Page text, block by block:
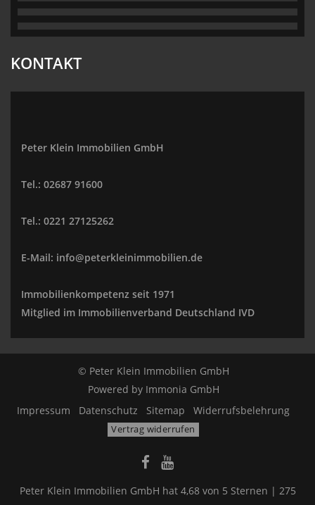
KONTAKT
Peter Klein Immobilien GmbH
Tel.: 02687 91600
Tel.: 0221 27125262
E-Mail: info@peterkleinimmobilien.de
Immobilienkompetenz seit 1971
Mitglied im Immobilienverband Deutschland IVD
© Peter Klein Immobilien GmbH
Powered by Immonia GmbH
Impressum
Datenschutz Sitemap Widerrufsbelehrung
Vertrag widerrufen
Peter Klein Immobilien GmbH hat 4,68von 5 Sternen | 275